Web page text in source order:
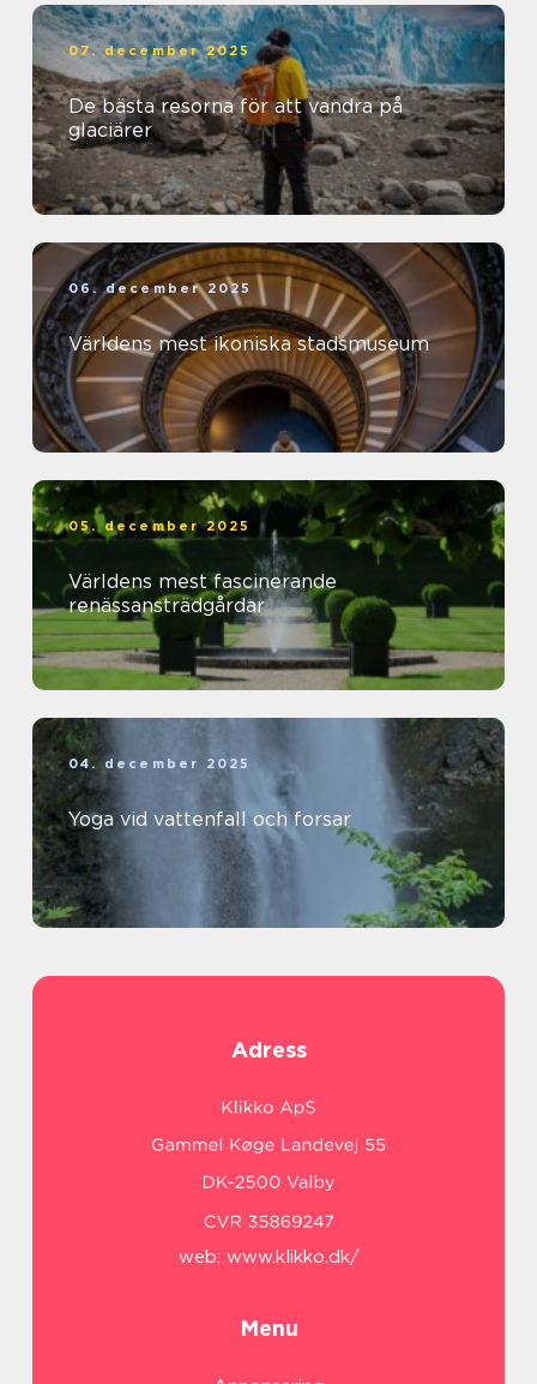
07. december 2025
De bästa resorna för att vandra på
glaciärer
06. december 2025
Världens mest ikoniska stadsmuseum
05. december 2025
Världens mest fascinerande
renässansträdgårdar
04. december 2025
Yoga vid vattenfall och forsar
Adress
web: www.klikko.dk/
Menu